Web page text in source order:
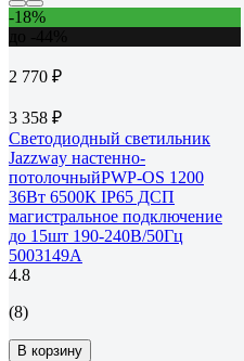
-18%
2 770 ₽
3 358 ₽
Светодиодный светильник
Jazzway настенно-
потолочныйPWP-OS 1200
36Вт 6500К IP65 ДСП
магистральное подключение
до 15шт 190-240В/50Гц
5003149A
4.8
(8)
В корзину